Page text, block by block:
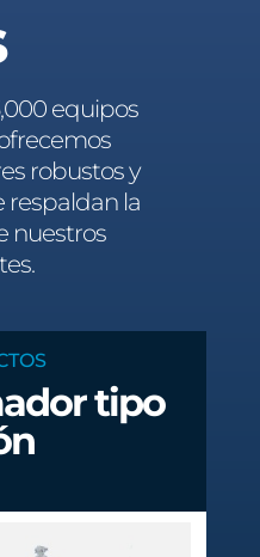
equipos
robustos y
respaldan la
nuestros
tipo